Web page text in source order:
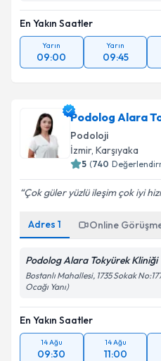
En Yakın Saatler
Yarın
09:00
Yarın
09:45
Podolog Alara
Podoloji
İzmir, Karşıyaka
5 (740
Çok güler yüzlü ileşim çok iyi
Adres 1 Online
Podolog Alara Tokyürek Kliniği
Bostanlı Mahallesi, 1735 Sokak
Ocağı Yanı)
En Yakın Saatler
14 Ağu
09:30
14 Ağu
11:00